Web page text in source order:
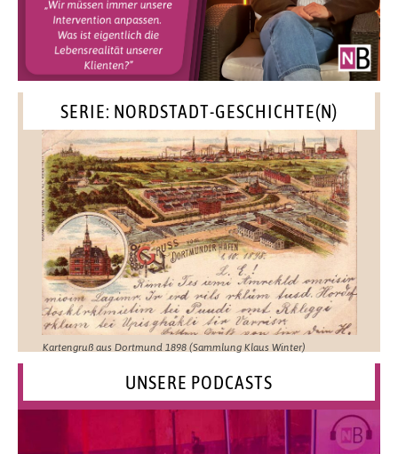
SERIE: NORDSTADT-GESCHICHTE(N)
Kartengruß aus Dortmund 1898 (Sammlung Klaus Winter)
UNSERE PODCASTS